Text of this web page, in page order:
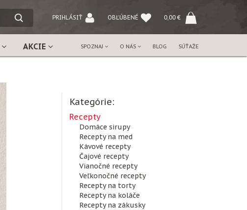
HĽADANÝ
VÝRAZ
PRIHLÁSIŤ OBĽÚBENÉ 0,00 €
AKCIE SPOZNAJ O NÁS BLOG SÚŤAŽE
Kategórie:
Recepty
Domáce sirupy
Recepty na med
Kávové recepty
Čajové recepty
Vianočné recepty
Veľkonočné recepty
Recepty na torty
Recepty na koláče
Recepty na zákusky